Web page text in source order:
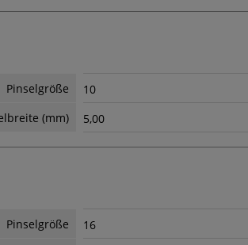
Pinselgröße
10
(mm)
5,00
Pinselgröße
16